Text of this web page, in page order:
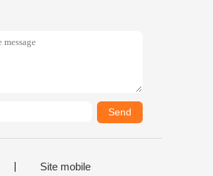
Send
Site mobile